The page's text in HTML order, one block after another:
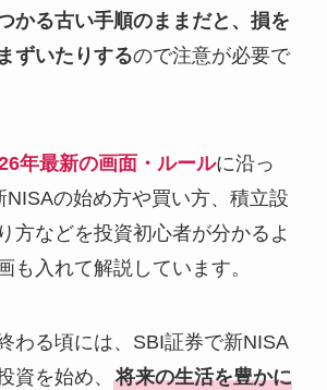
かる古い手順のままだと、損を
ずいたりするので注意が必要で
年最新の画面・ルールに沿っ
NISAの始め方や買い方、積立設
方などを投資初心者が分かるよ
も入れて解説しています。
わる頃には、SBI証券で新NISA
資を始め、
将来の生活を豊かに